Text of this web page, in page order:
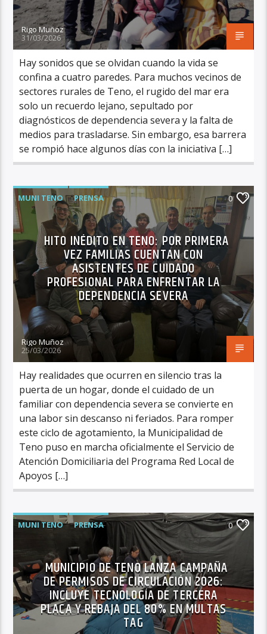
Rigo Muñoz
31/03/2026
Hay sonidos que se olvidan cuando la vida se
confina a cuatro paredes. Para muchos vecinos de
sectores rurales de Teno, el rugido del mar era
solo un recuerdo lejano, sepultado por
diagnósticos de dependencia severa y la falta de
medios para trasladarse. Sin embargo, esa barrera
se rompió hace algunos días con la iniciativa […]
MUNI TENO PRENSA 0
HITO INÉDITO EN TENO: POR PRIMERA
VEZ FAMILIAS CUENTAN CON
ASISTENTES DE CUIDADO
PROFESIONAL PARA ENFRENTAR LA
DEPENDENCIA SEVERA
Rigo Muñoz
25/03/2026
Hay realidades que ocurren en silencio tras la
puerta de un hogar, donde el cuidado de un
familiar con dependencia severa se convierte en
una labor sin descanso ni feriados. Para romper
este ciclo de agotamiento, la Municipalidad de
Teno puso en marcha oficialmente el Servicio de
Atención Domiciliaria del Programa Red Local de
Apoyos […]
MUNI TENO PRENSA 0
MUNICIPIO DE TENO LANZA CAMPAÑA
DE PERMISOS DE CIRCULACIÓN 2026:
INCLUYE TECNOLOGÍA DE TERCERA
PLACA Y REBAJA DEL 80% EN MULTAS
TAG